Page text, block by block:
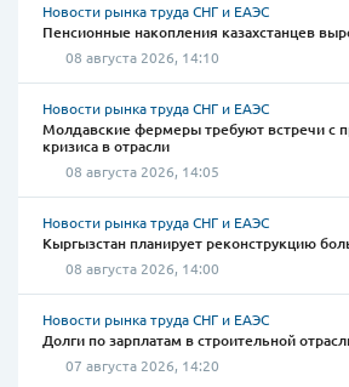
Новости рынка труда СНГ и ЕАЭС
Пенсионные накопления казахстанцев
08 августа 2026, 14:10
Новости рынка труда СНГ и ЕАЭС
Молдавские фермеры требуют встречи с
кризиса в отрасли
08 августа 2026, 14:05
Новости рынка труда СНГ и ЕАЭС
Кыргызстан планирует реконструкцию
08 августа 2026, 14:00
Новости рынка труда СНГ и ЕАЭС
Долги по зарплатам в строительной
07 августа 2026, 14:20